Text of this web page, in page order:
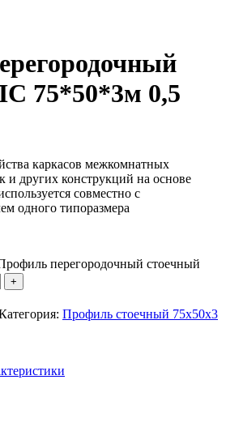
75*50*3м 0,5
каркасов межкомнатных
и других конструкций на основе
совместно с
одного типоразмера
перегородочный стоечный
Профиль стоечный 75х50х3